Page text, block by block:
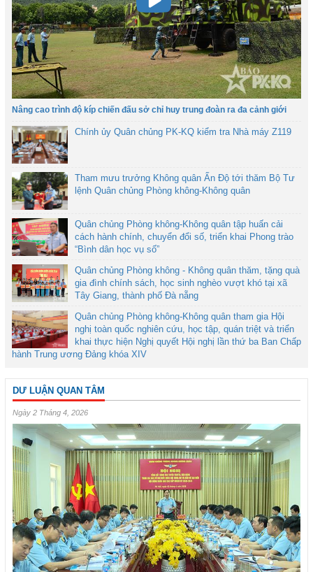
Nâng cao trình độ kíp chiến đấu sở chỉ huy trung đoàn ra đa cảnh giới
Chính ủy Quân chủng PK-KQ kiểm tra Nhà máy Z119
Tham mưu trưởng Không quân Ấn Độ tới thăm Bộ Tư
lệnh Quân chủng Phòng không-Không quân
Quân chủng Phòng không-Không quân tập huấn cải
cách hành chính, chuyển đổi số, triển khai Phong trào
“Bình dân học vụ số”
Quân chủng Phòng không - Không quân thăm, tặng quà
gia đình chính sách, học sinh nghèo vượt khó tại xã
Tây Giang, thành phố Đà nẵng
Quân chủng Phòng không-Không quân tham gia Hội
nghị toàn quốc nghiên cứu, học tập, quán triệt và triển
khai thực hiện Nghị quyết Hội nghị lần thứ ba Ban Chấp
hành Trung ương Đảng khóa XIV
DƯ LUẬN QUAN TÂM
Ngày 2 Tháng 4, 2026